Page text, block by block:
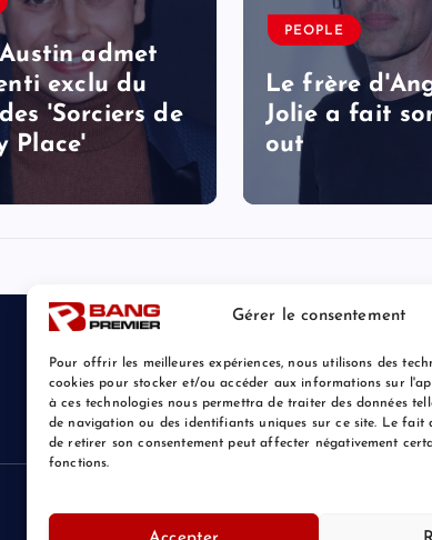
Gérer le consentement
Pour offrir les meilleures expériences, nous utilisons des
cookies pour stocker et/ou accéder aux informations sur
à ces technologies nous permettra de traiter des données
de navigation ou des identifiants uniques sur ce site. Le fait
de retirer son consentement peut affecter négativement
fonctions.
admet
exclu du
'Sorciers de
Place'
PEOPLE
Le frère
Jolie a fait
out